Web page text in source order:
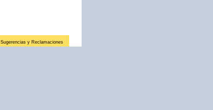
Sugerencias y Reclamaciones